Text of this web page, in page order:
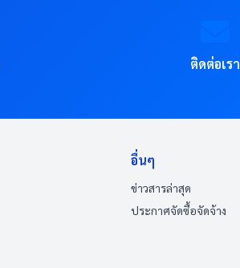
ติดต่อเรา
อื่นๆ
ข่าวสารล่าสุด
ประกาศจัดซื้อจัดจ้าง